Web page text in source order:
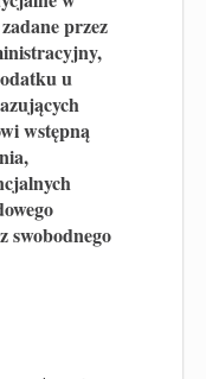
przez
u
wstępną
swobodnego